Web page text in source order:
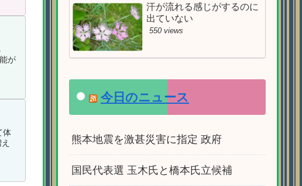
が
体
汗が流れる感じがするのに
出ていない
550 views
今日のニュース
熊本地震を激甚災害に指定 政府
国民代表選 玉木氏と橋本氏立候補